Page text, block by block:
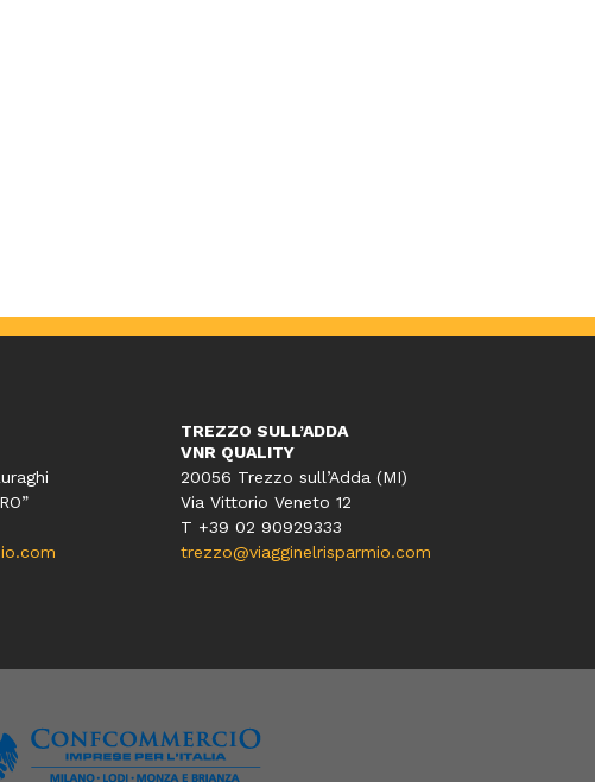
TREZZO SULL’ADDA
VNR QUALITY
20056 Trezzo sull’Adda (MI)
Via Vittorio Veneto 12
T +39 02 90929333
trezzo@viagginelrisparmio.com